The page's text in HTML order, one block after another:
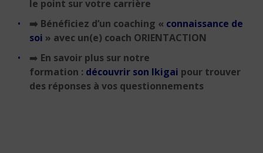
le point sur votre carrière
➡️ Bénéficiez d’un coaching « connaissance de
soi » avec un(e) coach ORIENTACTION
➡️ En savoir plus sur notre
formation : découvrir son Ikigai pour trouver
des réponses à vos questionnements